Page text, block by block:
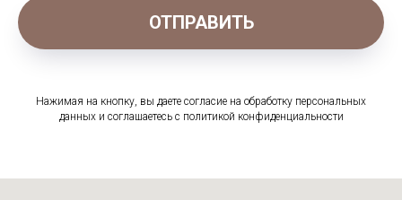
ОТПРАВИТЬ
Нажимая на кнопку, вы даете согласие на обработку персональных
данных и соглашаетесь c политикой конфиденциальности